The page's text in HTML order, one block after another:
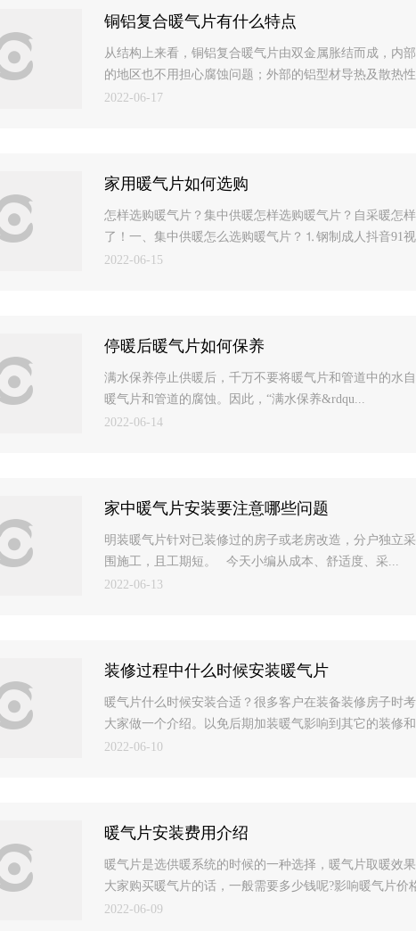
铜铝复合暖气片有什么特点
从结构上来看，铜铝复合暖气片由双金属胀结而成，内
的地区也不用担心腐蚀问题；外部的铝型材导热及散热
2022-06-17
家用暖气片如何选购
怎样选购暖气片？集中供暖怎样选购暖气片？自采暖怎
了！一、集中供暖怎么选购暖气片？⒈钢制成人抖音91
2022-06-15
停暖后暖气片如何保养
满水保养停止供暖后，千万不要将暖气片和管道中的水
暖气片和管道的腐蚀。因此，“满水保养&rdqu...
2022-06-14
家中暖气片安装要注意哪些问题
明装暖气片针对已装修过的房子或老房改造，分户独立
围施工，且工期短。 今天小编从成本、舒适度、采...
2022-06-13
装修过程中什么时候安装暖气片
暖气片什么时候安装合适？很多客户在装备装修房子时
大家做一个介绍。以免后期加装暖气影响到其它的装修
2022-06-10
暖气片安装费用介绍
暖气片是选供暖系统的时候的一种选择，暖气片取暖效
大家购买暖气片的话，一般需要多少钱呢?影响暖气片价
2022-06-09